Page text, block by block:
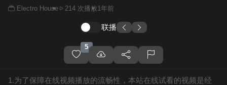
Electro House 214 次播放1年前
联播
5
1.为了保障在线视频播放的流畅性，本站在线试看的视频是经